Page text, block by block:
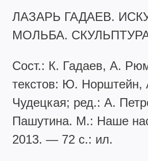
ЛАЗАРЬ ГАДАЕВ.
МОЛЬБА.
Сост.: К. Гадаев, А.
текстов: Ю. Норштейн,
Чудецкая; ред.: А.
Пашутина. М.: Наше
2013. — 72 с.: ил.